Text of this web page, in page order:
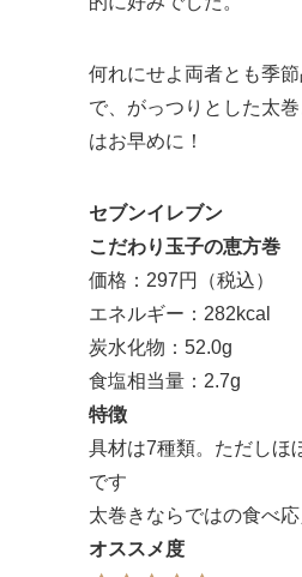
何れにせよ両者とも季
で、がっつりとした太
はお早めに！
セブンイレブン
こだわり玉子の恵方巻
価格：297円（税込）
エネルギー：282kcal
炭水化物：52.0g
食塩相当量：2.7g
特徴
具材は7種類。ただしほ
です
太巻きならではの食べ応
オススメ度